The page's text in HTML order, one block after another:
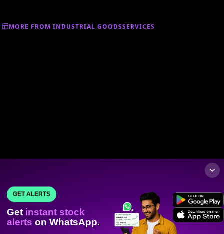
MORE FROM INDUSTRIAL GOODSSERVICES
GET ALERTS
Get instant stock
alerts on WhatsApp.